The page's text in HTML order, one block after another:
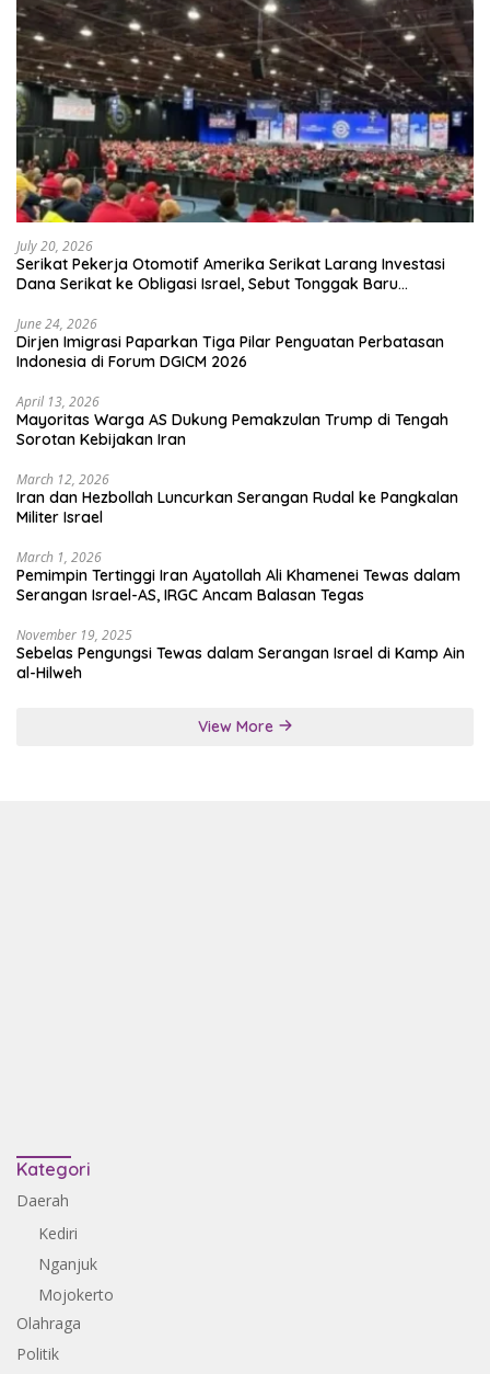
July 20, 2026
Serikat Pekerja Otomotif Amerika Serikat Larang Investasi
Dana Serikat ke Obligasi Israel, Sebut Tonggak Baru
June 24, 2026
Dirjen Imigrasi Paparkan Tiga Pilar Penguatan Perbatasan
Indonesia di Forum DGICM 2026
April 13, 2026
Mayoritas Warga AS Dukung Pemakzulan Trump di Tengah
Sorotan Kebijakan Iran
March 12, 2026
Iran dan Hezbollah Luncurkan Serangan Rudal ke Pangkalan
Militer Israel
March 1, 2026
Pemimpin Tertinggi Iran Ayatollah Ali Khamenei Tewas dalam
Serangan Israel-AS, IRGC Ancam Balasan Tegas
November 19, 2025
Sebelas Pengungsi Tewas dalam Serangan Israel di Kamp Ain
al-Hilweh
View More
Kategori
Daerah
Kediri
Nganjuk
Mojokerto
Olahraga
Politik